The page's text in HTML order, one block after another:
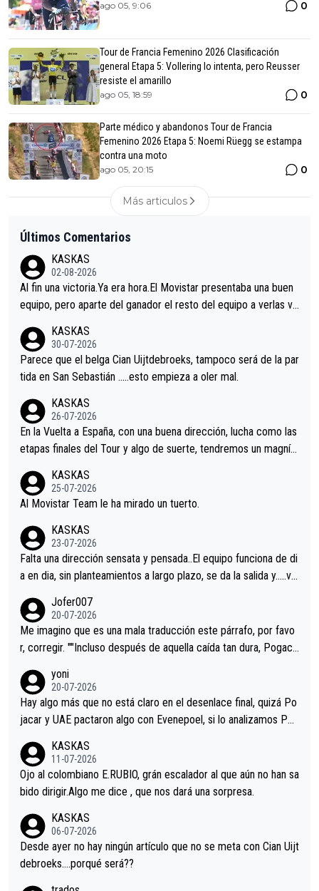
ago 05, 9:06 0
Tour de Francia Femenino 2026 Clasificación
general Etapa 5: Vollering lo intenta, pero Reusser
resiste el amarillo
ago 05, 18:59 0
Parte médico y abandonos Tour de Francia
Femenino 2026 Etapa 5: Noemi Rüegg se estampa
contra una moto
ago 05, 20:15 0
Más articulos
Últimos Comentarios
KASKAS
02-08-2026
Al fin una victoria.Ya era hora.El Movistar presentaba una buen
equipo, pero aparte del ganador el resto del equipo a verlas ve
s.La única buena noticia es la mejoría de Enric Más en San Seb
astian.Si en la Vuelta a Burgos sigue la mejoría, podríamos ten
er alguna sorpresa en la Vuelta.Ojalá.
KASKAS
30-07-2026
Parece que el belga Cian Uijtdebroeks, tampoco será de la par
tida en San Sebastián …..esto empieza a oler mal.
KASKAS
26-07-2026
En la Vuelta a España, con una buena dirección, lucha como las
etapas finales del Tour y algo de suerte, tendremos un magnífi
KASKAS
25-07-2026
Al Movistar Team le ha mirado un tuerto.
KASKAS
23-07-2026
Falta una dirección sensata y pensada..El equipo funciona de di
a en dia, sin planteamientos a largo plazo, se da la salida y…..ve
Minguez, Velez etc etc.Me da pena vivir estos momentos tan
tristes sin victorias.
Jofer007
20-07-2026
Me imagino que es una mala traducción este párrafo, por favo
r, corregir. ""Incluso después de aquella caída tan dura, Pogaca
permaneció pegado a su rueda. Parecía increíble la forma en l
a que era capaz de controlar el miedo", recordó."
yoni
20-07-2026
Hay algo más que no está claro en el desenlace final, quizá Po
jacar y UAE pactaron algo con Evenepoel, si lo analizamos Poj
i sin pedalear, luego está el saludo con Evenepoel dándose la
mano de una manera muy fraternal, más allá de los típicos toqu
es en el hombro con que saludaba a Vingegard. Ahí hubo una in
eta, a ver si por querer poner a Del Toro con calzador en posi
ción de podio UAE y Pojacar se van complicar el tour.
KASKAS
11-07-2026
Ojo al colombiano E.RUBIO, grán escalador al que aún no han sa
bido dirigir.Algo me dice , que nos dará una sorpresa.
KASKAS
06-07-2026
Desde ayer no hay ningún artículo que no se meta con Cian Uijt
debroeks….porqué será??